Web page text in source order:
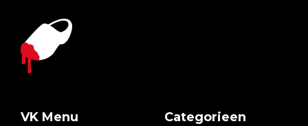
VK Menu Categorieen